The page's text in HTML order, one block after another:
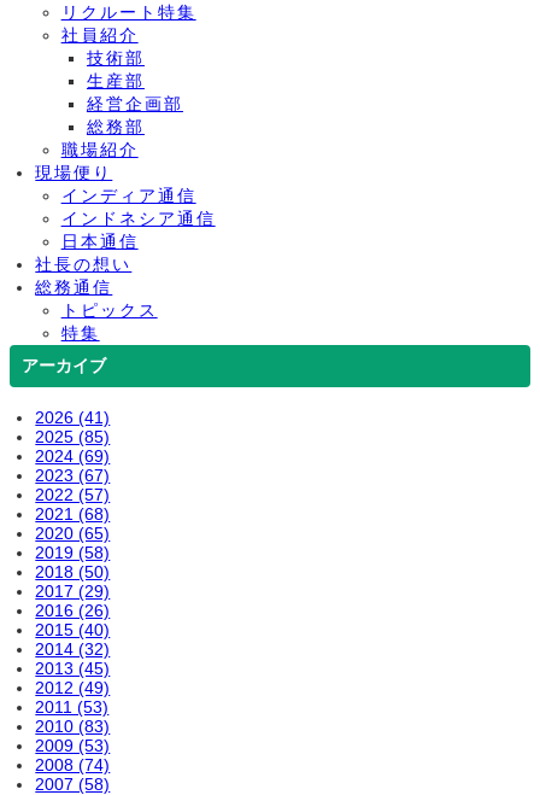
リクルート特集
社員紹介
技術部
生産部
経営企画部
総務部
職場紹介
現場便り
インディア通信
インドネシア通信
日本通信
社長の想い
総務通信
トピックス
特集
アーカイブ
2026 (41)
2025 (85)
2024 (69)
2023 (67)
2022 (57)
2021 (68)
2020 (65)
2019 (58)
2018 (50)
2017 (29)
2016 (26)
2015 (40)
2014 (32)
2013 (45)
2012 (49)
2011 (53)
2010 (83)
2009 (53)
2008 (74)
2007 (58)